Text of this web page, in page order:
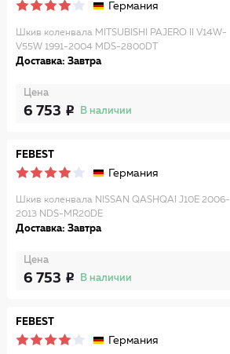
Германия
Шкив коленвала MITSUBISHI PAJERO II V14W-
V55W 1991-2004 MDS-2800DT
Доставка: Завтра
Цена
6 753 В наличии
FEBEST
Германия
Шкив коленвала NISSAN QASHQAI J10E 2006-
2013 NDS-MR20DE
Доставка: Завтра
Цена
6 753 В наличии
FEBEST
Германия